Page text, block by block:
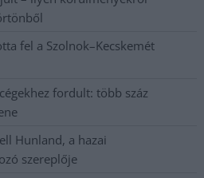
fel a Szolnok–Kecskemét
fordult: több száz
Hunland, a hazai
szereplője